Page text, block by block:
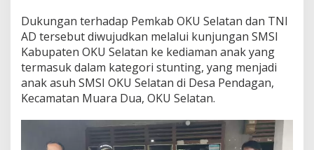
a
k
A
s
u
h
Dukungan terhadap Pemkab OKU Selatan dan TNI
AD tersebut diwujudkan melalui kunjungan SMSI
Kabupaten OKU Selatan ke kediaman anak yang
termasuk dalam kategori stunting, yang menjadi
anak asuh SMSI OKU Selatan di Desa Pendagan,
Kecamatan Muara Dua, OKU Selatan.